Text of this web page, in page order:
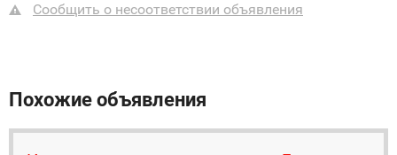
Сообщить о несоответствии объявления
Похожие объявления